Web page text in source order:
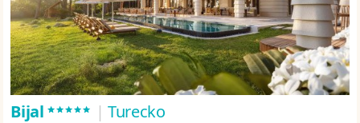
Bijal***** | Turecko